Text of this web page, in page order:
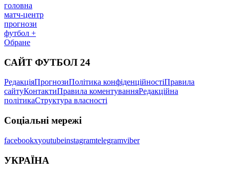
головна
матч-центр
прогнози
футбол +
Обране
САЙТ ФУТБОЛ 24
РедакціяПрогнозиПолітика конфіденційностіПравила
сайтуКонтактиПравила коментуванняРедакційна
політикаСтруктура власності
Соціальні мережі
facebookxyoutubeinstagramtelegramviber
УКРАЇНА